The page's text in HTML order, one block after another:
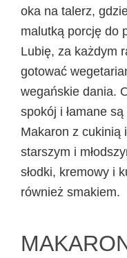
oka na talerz,
malutką porcję do
Lubię, za każdym
gotować
wegańskie dania.
spokój i łamane
Makaron z cukinią
starszym i
słodki, kremowy i
również smakiem.